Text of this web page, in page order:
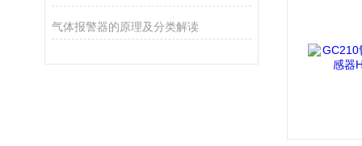
气体报警器的原理及分类解读